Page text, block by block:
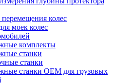
колес
моек колеc
комплекты
станки
станки
станки ОЕМ для грузовых